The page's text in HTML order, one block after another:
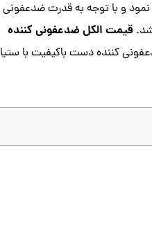
و با توجه به قدرت ضدعفونی
قیمت الکل ضدعفونی کننده
کننده دست باکیفیت با ستیا